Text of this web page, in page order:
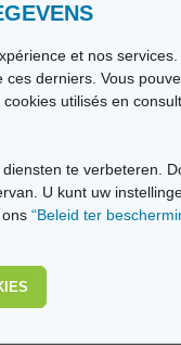
et nos
ces derniers. Vous
utilisés en
te verbeteren.
U kunt uw
ons“Beleid ter
© Vivio sa, 2014-